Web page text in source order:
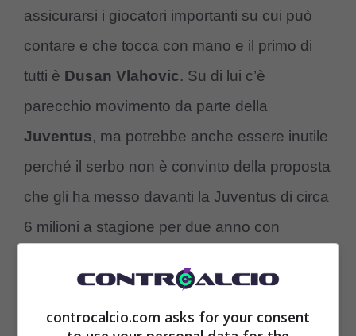
assicurarsi i giocatori importanti su cui può
contare e che tocca con mano e il primo di
tutti è Dusan Vlahovic. Su di lui c’è
parecchio movimento da parte della
Juventus, ma potrebbe anche essere inutile
perché il serbo non è convinto della proposta
che gli ha messo davanti la Juventus di circa
6 milioni a stagione per due anno con
controcalcio.com asks for your consent